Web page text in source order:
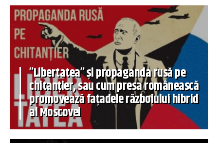
”Libertatea” și propaganda rusă pe
chitanțier, sau cum presa românească
promovează fațadele războiului hibrid
al Moscovei